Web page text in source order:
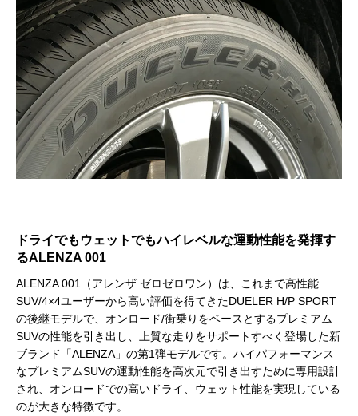
ドライでもウェットでもハイレベルな運動性能を発揮す
るALENZA 001
ALENZA 001（アレンザ ゼロゼロワン）は、これまで高性能
SUV/4×4ユーザーから高い評価を得てきたDUELER H/P SPORT
の後継モデルで、オンロード/街乗りをベースとするプレミアム
SUVの性能を引き出し、上質な走りをサポートすべく登場した新
ブランド「ALENZA」の第1弾モデルです。ハイパフォーマンス
なプレミアムSUVの運動性能を高次元で引き出すために専用設計
され、オンロードでの高いドライ、ウェット性能を実現している
のが大きな特徴です。